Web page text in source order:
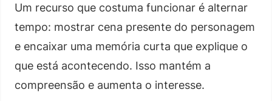
Um recurso que costuma funcionar é alternar
tempo: mostrar cena presente do personagem
e encaixar uma memória curta que explique o
que está acontecendo. Isso mantém a
compreensão e aumenta o interesse.